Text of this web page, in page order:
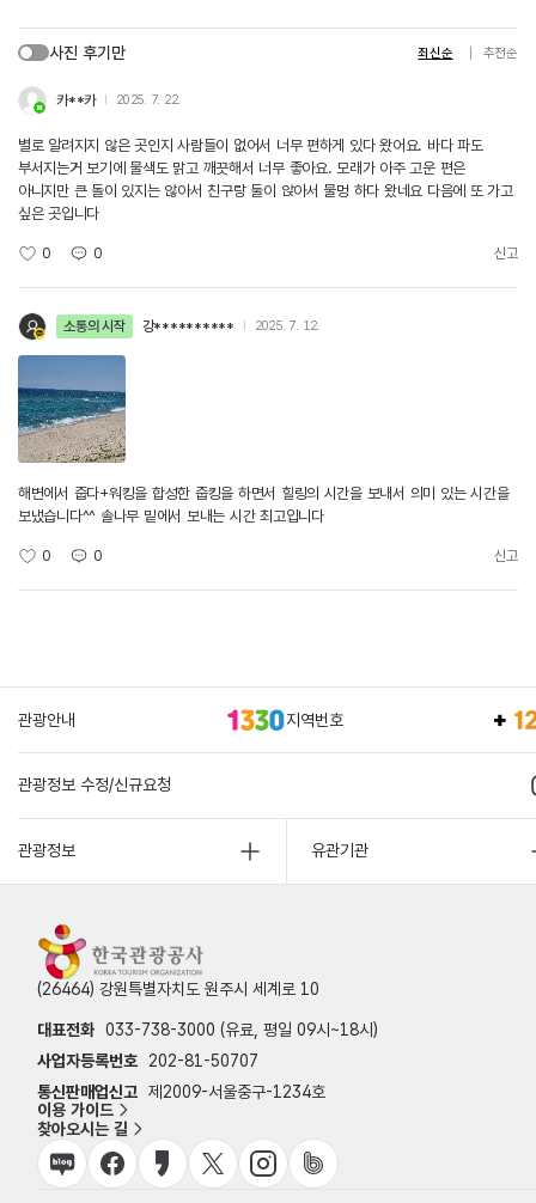
사진 후기만 최신순 추천순
카**카 2025. 7. 22.
별로 알려지지 않은 곳인지 사람들이 없어서 너무 편하게 있다 왔어요. 바다 파도
부서지는거 보기에 물색도 맑고 깨끗해서 너무 좋아요. 모래가 아주 고운 편은
아니지만 큰 돌이 있지는 않아서 친구랑 둘이 앉아서 물멍 하다 왔네요 다음에 또 가고
싶은 곳입니다
0 0 신고
소통의 시작 강********** 2025. 7. 12.
해변에서 줍다+워킹을 합성한 줍킹을 하면서 힐링의 시간을 보내서 의미 있는 시간을
보냈습니다^^ 솔나무 밑에서 보내는 시간 최고입니다
0 0 신고
관광안내 지역번호
관광정보 수정/신규요청
관광정보 유관기관
(26464) 강원특별자치도 원주시 세계로 10
대표전화 033-738-3000 (유료, 평일 09시~18시)
사업자등록번호
202-81-50707
통신판매업신고 제2009-서울중구-1234호
이용 가이드
찾아오시는 길